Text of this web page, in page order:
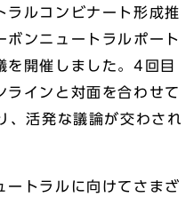
ルコンビナート形成推
ボンニュートラルポート
を開催しました。4回目
ラインと対面を合わせて
活発な議論が交わされ
トラルに向けてさまざ